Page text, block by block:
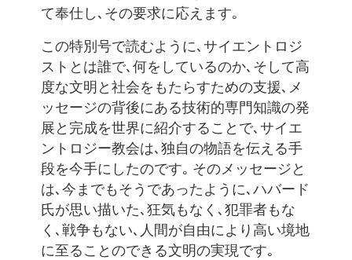
て奉仕し､その要求に応えます｡
この特別号で読むように､サイエントロジ
ストとは誰で､何をしているのか､そして高
度な文明と社会をもたらすための支援､メ
ッセージの背後にある技術的専門知識の発
展と完成を世界に紹介することで､サイエ
ントロジー教会は､独自の物語を伝える手
段を今手にしたのです｡ そのメッセージと
は､今までもそうであったように､ハバード
氏が思い描いた､狂気もなく､犯罪者もな
く､戦争もない､人間が自由により高い境地
に至ることのできる文明の実現です｡